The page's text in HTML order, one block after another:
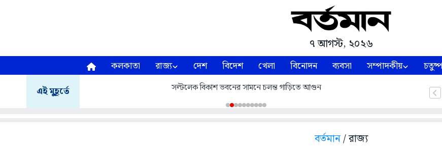
৭ আগস্ট, ২০২৬
কলকাতা রাজ্য দেশ বিদেশ খেলা বিনোদন ব্যবসা সম্পাদকীয়
এই মুহূর্তে সল্টলেক বিকাশ ভবনের সামনে চলন্ত গাড়িতে আগুন
বর্তমান/ রাজ্য